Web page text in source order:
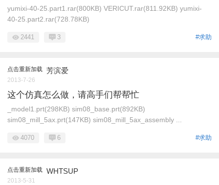
yumixi-40-25.part1.rar(800KB) VERICUT.rar(811.92KB) yumixi-
40-25.part2.rar(728.78KB)
#求助
2441 3
点击重新加载 芳滨爱
2013-7-26
这个仿真怎么做，请高手们帮帮忙
_model1.prt(298KB) sim08_base.prt(892KB)
sim08_mill_5ax.prt(147KB) sim08_mill_5ax_assembly ...
#求助
4070 6
点击重新加载 WHTSUP
2013-5-31